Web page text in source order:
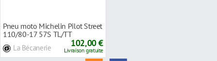
Pneu moto Michelin Pilot Street
110/80-17 57S TL/TT
La Bécanerie 102,00 €
Livraison gratuite